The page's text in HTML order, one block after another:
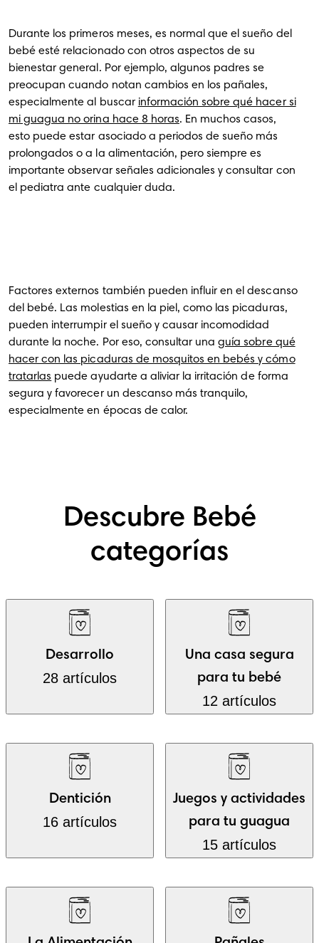
Durante los primeros meses, es normal que el sueño del
bebé esté relacionado con otros aspectos de su
bienestar general. Por ejemplo, algunos padres se
preocupan cuando notan cambios en los pañales,
especialmente al buscar información sobre qué hacer si
mi guagua no orina hace 8 horas. En muchos casos,
esto puede estar asociado a periodos de sueño más
prolongados o a la alimentación, pero siempre es
importante observar señales adicionales y consultar con
el pediatra ante cualquier duda.
Factores externos también pueden influir en el descanso
del bebé. Las molestias en la piel, como las picaduras,
pueden interrumpir el sueño y causar incomodidad
durante la noche. Por eso, consultar unaguía sobre qué
hacer con las picaduras de mosquitos en bebés y cómo
tratarlas puede ayudarte a aliviar la irritación de forma
segura y favorecer un descanso más tranquilo,
especialmente en épocas de calor.
Descubre Bebé
categorías
Desarrollo
28 artículos
Una casa segura
para tu bebé
12 artículos
Dentición
16 artículos
Juegos y actividades
para tu guagua
15 artículos